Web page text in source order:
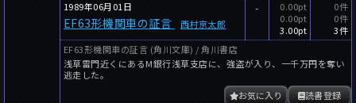
1989年06月01日
EF63形機関車の証言 西村京太郎
-
0.00pt
0.00pt
3.00pt
0件
0件
3件
EF63形機関車の証言 (角川文庫) / 角川書店
浅草雷門近くにあるM銀行浅草支店に、強盗が入り、一千万円を奪い
逃走した。
読書登録
お気に入り